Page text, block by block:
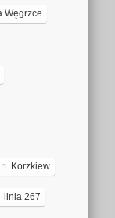
Węgrzce
Korzkiew
linia 267